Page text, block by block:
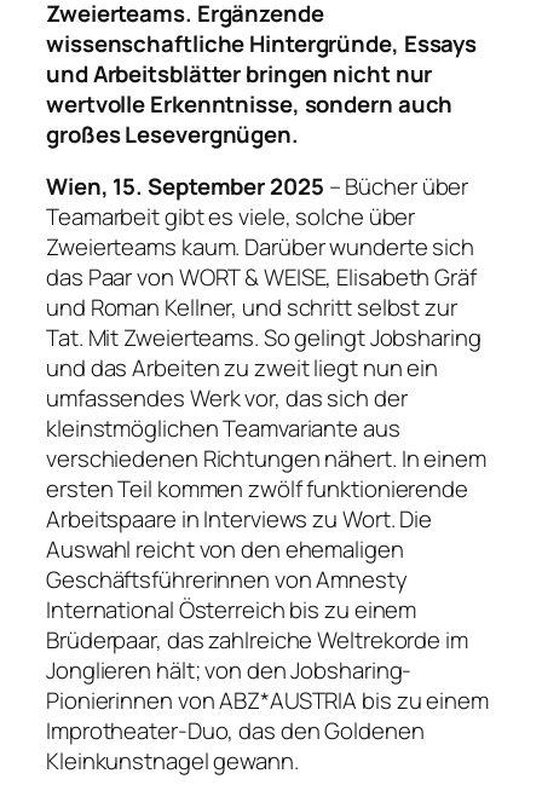
Zweierteams. Ergänzende
wissenschaftliche Hintergründe, Essays
und Arbeitsblätter bringen nicht nur
wertvolle Erkenntnisse, sondern auch
großes Lesevergnügen.
Wien, 15. September 2025 – Bücher über
Teamarbeit gibt es viele, solche über
Zweierteams kaum. Darüber wunderte sich
das Paar von WORT & WEISE, Elisabeth Gräf
und Roman Kellner, und schritt selbst zur
Tat. Mit Zweierteams. So gelingt Jobsharing
und das Arbeiten zu zweit liegt nun ein
umfassendes Werk vor, das sich der
kleinstmöglichen Teamvariante aus
verschiedenen Richtungen nähert. In einem
ersten Teil kommen zwölf funktionierende
Arbeitspaare in Interviews zu Wort. Die
Auswahl reicht von den ehemaligen
Geschäftsführerinnen von Amnesty
International Österreich bis zu einem
Brüderpaar, das zahlreiche Weltrekorde im
Jonglieren hält; von den Jobsharing-
Pionierinnen von ABZ*AUSTRIA bis zu einem
Improtheater-Duo, das den Goldenen
Kleinkunstnagel gewann.